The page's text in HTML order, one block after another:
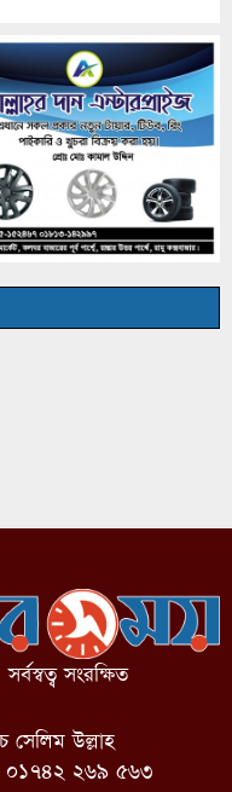
সংরক্ষিত
সেলিম উল্লাহ
০১৭৪২ ২৬৯ ৫৬৩